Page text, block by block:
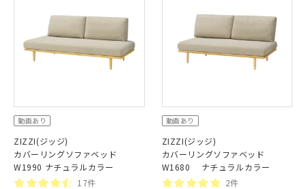
動画あり
ZIZZI(ジッジ)
カバーリングソファベッド
W1990 ナチュラルカラー
17件
動画あり
ZIZZI(ジッジ)
カバーリングソファベッド
W1680 ナチュラルカラー
2件